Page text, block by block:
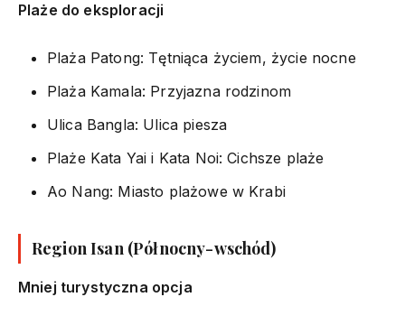
Plaże do eksploracji
Plaża Patong: Tętniąca życiem, życie nocne
Plaża Kamala: Przyjazna rodzinom
Ulica Bangla: Ulica piesza
Plaże Kata Yai i Kata Noi: Cichsze plaże
Ao Nang: Miasto plażowe w Krabi
Region Isan (Północny-wschód)
Mniej turystyczna opcja